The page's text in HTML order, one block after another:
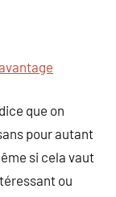
que on
pour autant
si cela vaut
ou